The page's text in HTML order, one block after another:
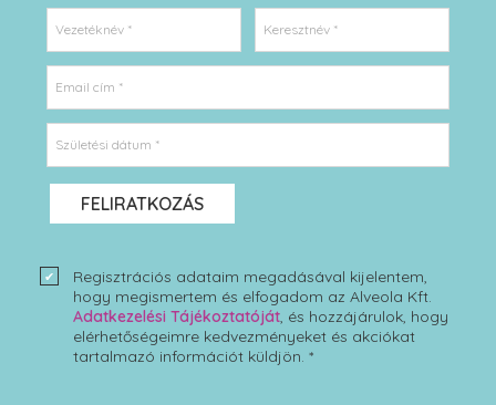
Vezetéknév * Keresztnév *
Email cím *
Születési dátum *
FELIRATKOZÁS
Regisztrációs adataim megadásával kijelentem,
hogy megismertem és elfogadom az Alveola Kft.
Adatkezelési Tájékoztatóját, és hozzájárulok, hogy
elérhetőségeimre kedvezményeket és akciókat
tartalmazó információt küldjön. *